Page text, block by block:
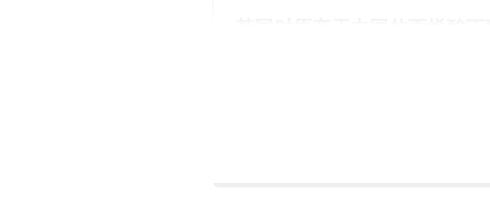
7 月 23 日，韩国贸易委员会发布公
财政部对涉案产品征收为期五年的
华谊新材料有限公司及其关联企业
中国其他生产商 / 出口商税率为